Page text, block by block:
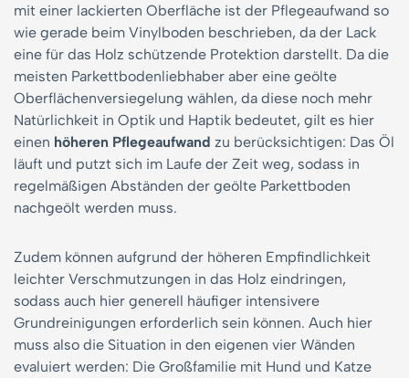
mit einer lackierten Oberfläche ist der Pflegeaufwand so
wie gerade beim Vinylboden beschrieben, da der Lack
eine für das Holz schützende Protektion darstellt. Da die
meisten Parkettbodenliebhaber aber eine geölte
Oberflächenversiegelung wählen, da diese noch mehr
Natürlichkeit in Optik und Haptik bedeutet, gilt es hier
einen höheren Pflegeaufwand zu berücksichtigen: Das Öl
läuft und putzt sich im Laufe der Zeit weg, sodass in
regelmäßigen Abständen der geölte Parkettboden
nachgeölt werden muss.
Zudem können aufgrund der höheren Empfindlichkeit
leichter Verschmutzungen in das Holz eindringen,
sodass auch hier generell häufiger intensivere
Grundreinigungen erforderlich sein können. Auch hier
muss also die Situation in den eigenen vier Wänden
evaluiert werden: Die Großfamilie mit Hund und Katze